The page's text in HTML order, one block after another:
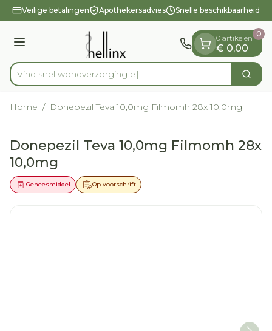
Ga naar de inhoud
1 van 1
Veilige betalingen Apothekersadvies Snelle beschikbaarheid
Menu
Product, merk, categorie...
Vind snel wondve Zoek
0 artikelen
€ 0,00
0
Home / Donepezil Teva 10,0mg Filmomh 28x 10,0mg
Donepezil Teva 10,0mg Filmomh 28x
10,0mg
Op voorschrift
Geneesmiddel